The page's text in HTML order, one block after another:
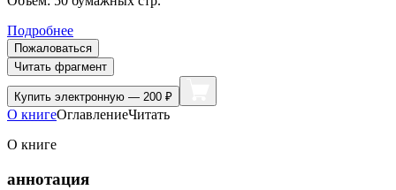
Подробнее
Пожаловаться
Читать фрагмент
Купить электронную — 200 ₽
О книгеОглавлениеЧитать
О книге
аннотация